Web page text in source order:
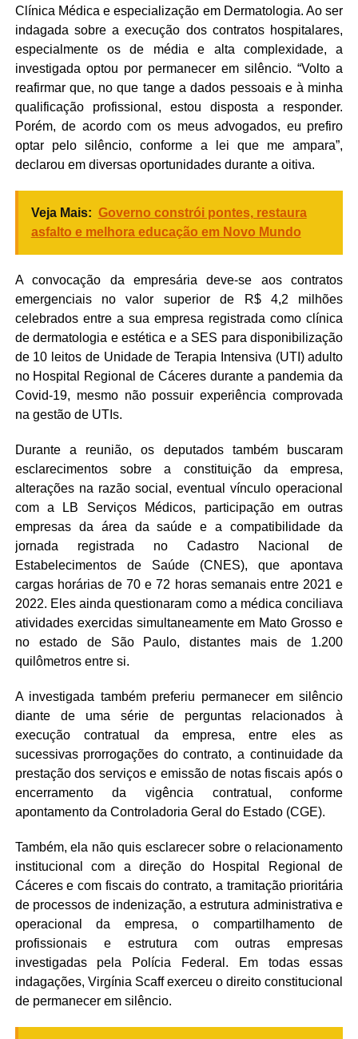
Clínica Médica e especialização em Dermatologia. Ao ser
indagada sobre a execução dos contratos hospitalares,
especialmente os de média e alta complexidade, a
investigada optou por permanecer em silêncio. “Volto a
reafirmar que, no que tange a dados pessoais e à minha
qualificação profissional, estou disposta a responder.
Porém, de acordo com os meus advogados, eu prefiro
optar pelo silêncio, conforme a lei que me ampara”,
declarou em diversas oportunidades durante a oitiva.
Veja Mais: Governo constrói pontes, restaura
asfalto e melhora educação em Novo Mundo
A convocação da empresária deve-se aos contratos
emergenciais no valor superior de R$ 4,2 milhões
celebrados entre a sua empresa registrada como clínica
de dermatologia e estética e a SES para disponibilização
de 10 leitos de Unidade de Terapia Intensiva (UTI) adulto
no Hospital Regional de Cáceres durante a pandemia da
Covid-19, mesmo não possuir experiência comprovada
na gestão de UTIs.
Durante a reunião, os deputados também buscaram
esclarecimentos sobre a constituição da empresa,
alterações na razão social, eventual vínculo operacional
com a LB Serviços Médicos, participação em outras
empresas da área da saúde e a compatibilidade da
jornada registrada no Cadastro Nacional de
Estabelecimentos de Saúde (CNES), que apontava
cargas horárias de 70 e 72 horas semanais entre 2021 e
2022. Eles ainda questionaram como a médica conciliava
atividades exercidas simultaneamente em Mato Grosso e
no estado de São Paulo, distantes mais de 1.200
quilômetros entre si.
A investigada também preferiu permanecer em silêncio
diante de uma série de perguntas relacionados à
execução contratual da empresa, entre eles as
sucessivas prorrogações do contrato, a continuidade da
prestação dos serviços e emissão de notas fiscais após o
encerramento da vigência contratual, conforme
apontamento da Controladoria Geral do Estado (CGE).
Também, ela não quis esclarecer sobre o relacionamento
institucional com a direção do Hospital Regional de
Cáceres e com fiscais do contrato, a tramitação prioritária
de processos de indenização, a estrutura administrativa e
operacional da empresa, o compartilhamento de
profissionais e estrutura com outras empresas
investigadas pela Polícia Federal. Em todas essas
indagações, Virgínia Scaff exerceu o direito constitucional
de permanecer em silêncio.